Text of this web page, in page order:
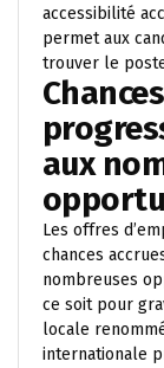
accessibilité
permet aux
trouver le
aux
Les offres
chances
nombreuses
ce soit pour
locale
internationale